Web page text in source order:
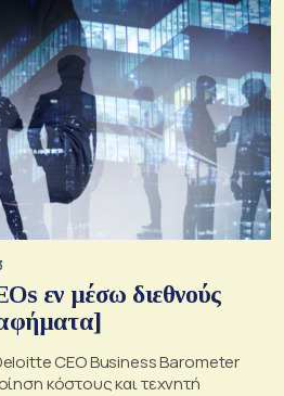
εν μέσω διεθνούς
CEO Business Barometer
κόστους και τεχνητή